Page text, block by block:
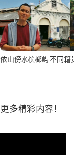
依山傍水槟榔屿 不同籍
多精彩内容！